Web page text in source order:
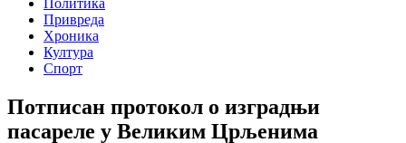
Политика
Привреда
Хроника
Култура
Спорт
Потписан протокол о изградњи
пасареле у Великим Црљенима